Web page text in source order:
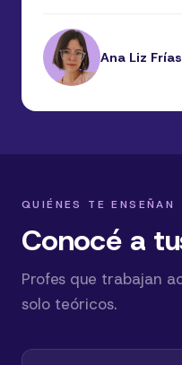
Ana Liz Frías
QUIÉNES TE ENSEÑAN
Conocé a
Profes que trabajan
solo teóricos.